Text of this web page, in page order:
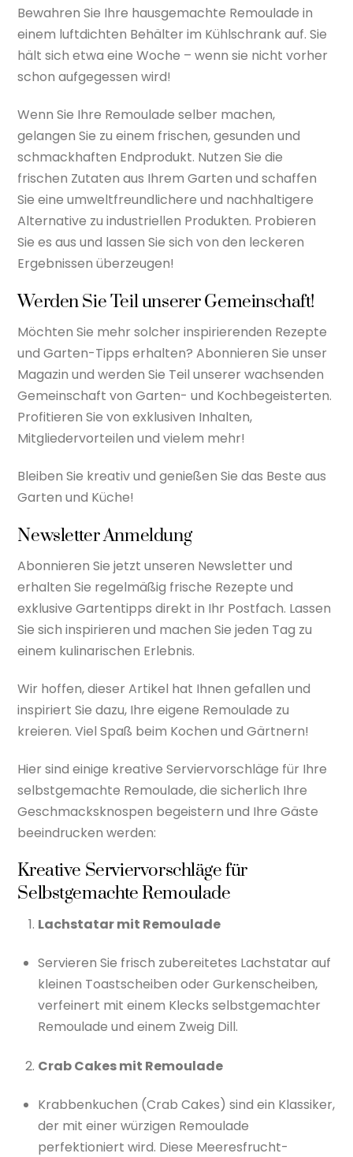
Bewahren Sie Ihre hausgemachte Remoulade in
einem luftdichten Behälter im Kühlschrank auf. Sie
hält sich etwa eine Woche – wenn sie nicht vorher
schon aufgegessen wird!
Wenn Sie Ihre Remoulade selber machen,
gelangen Sie zu einem frischen, gesunden und
schmackhaften Endprodukt. Nutzen Sie die
frischen Zutaten aus Ihrem Garten und schaffen
Sie eine umweltfreundlichere und nachhaltigere
Alternative zu industriellen Produkten. Probieren
Sie es aus und lassen Sie sich von den leckeren
Ergebnissen überzeugen!
Werden Sie Teil unserer Gemeinschaft!
Möchten Sie mehr solcher inspirierenden Rezepte
und Garten-Tipps erhalten? Abonnieren Sie unser
Magazin und werden Sie Teil unserer wachsenden
Gemeinschaft von Garten- und Kochbegeisterten.
Profitieren Sie von exklusiven Inhalten,
Mitgliedervorteilen und vielem mehr!
Bleiben Sie kreativ und genießen Sie das Beste aus
Garten und Küche!
Newsletter Anmeldung
Abonnieren Sie jetzt unseren Newsletter und
erhalten Sie regelmäßig frische Rezepte und
exklusive Gartentipps direkt in Ihr Postfach. Lassen
Sie sich inspirieren und machen Sie jeden Tag zu
einem kulinarischen Erlebnis.
Wir hoffen, dieser Artikel hat Ihnen gefallen und
inspiriert Sie dazu, Ihre eigene Remoulade zu
kreieren. Viel Spaß beim Kochen und Gärtnern!
Hier sind einige kreative Serviervorschläge für Ihre
selbstgemachte Remoulade, die sicherlich Ihre
Geschmacksknospen begeistern und Ihre Gäste
beeindrucken werden:
Kreative Serviervorschläge für
Selbstgemachte Remoulade
Lachstatar mit Remoulade
Servieren Sie frisch zubereitetes Lachstatar auf
kleinen Toastscheiben oder Gurkenscheiben,
verfeinert mit einem Klecks selbstgemachter
Remoulade und einem Zweig Dill.
Crab Cakes mit Remoulade
Krabbenkuchen (Crab Cakes) sind ein Klassiker,
der mit einer würzigen Remoulade
perfektioniert wird. Diese Meeresfrucht-